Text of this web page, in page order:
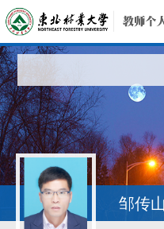
科学研究
教学研究
获奖信息 邹传